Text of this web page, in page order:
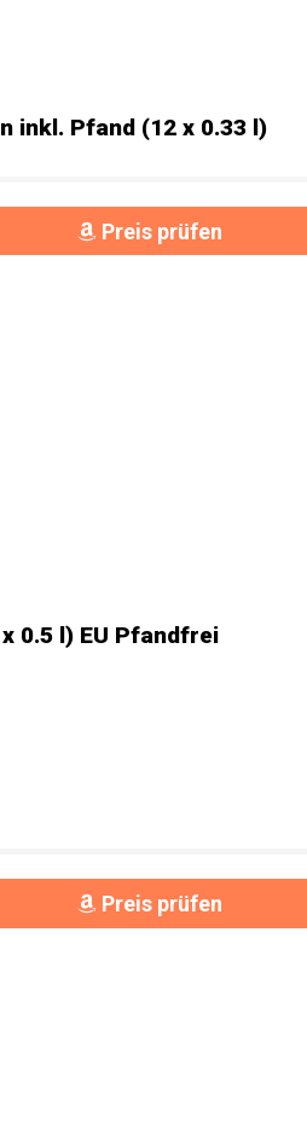
inkl. Pfand (12 x 0.33 l)
Preis prüfen
0.5 l) EU Pfandfrei
Preis prüfen